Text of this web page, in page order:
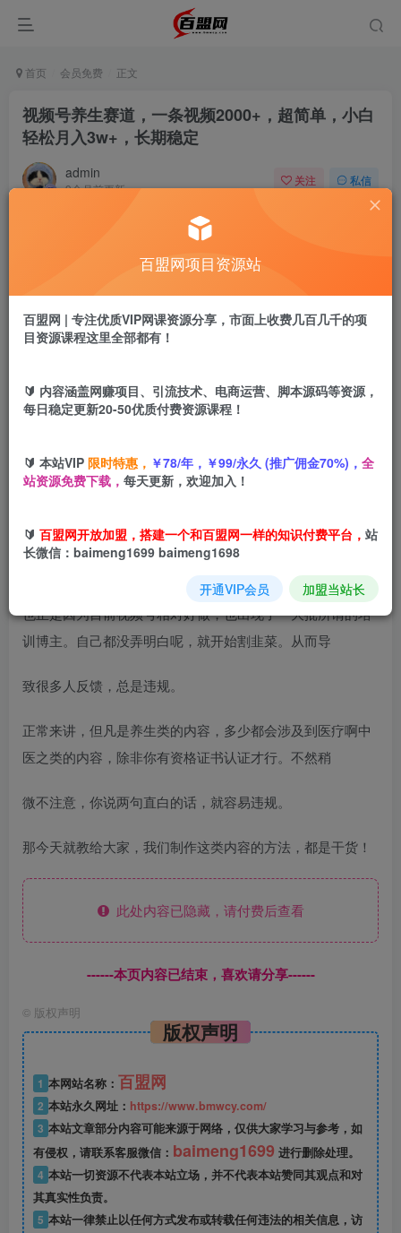
首页 会员免费 正文
视频号养生赛道，一条视频2000+，超简单，小白
轻松月入3w+，长期稳定
admin
9个月前更新
关注 私信
盟币 9.9
立即购买
视频号的养生赛道，真的是相对于其他内容来讲，出单容易
也正是因为目前视频号相对好做，也出现了一大批所谓的培
训博主。自己都没弄明白呢，就开始割韭菜。从而导
致很多人反馈，总是违规。
正常来讲，但凡是养生类的内容，多少都会涉及到医疗啊中
医之类的内容，除非你有资格证书认证才行。不然稍
微不注意，你说两句直白的话，就容易违规。
那今天就教给大家，我们制作这类内容的方法，都是干货！
此处内容已隐藏，请付费后查看
------本页内容已结束，喜欢请分享------
© 版权声明
版权声明
1 本网站名称： 百盟网
2 本站永久网址： https://www.bmwcy.com/
3 本站文章部分内容可能来源于网络，仅供大家学习与参考，如
有侵权，请联系客服微信： baimeng1699 进行删除处理。
4 本站一切资源不代表本站立场，并不代表本站赞同其观点和对
其真实性负责。
5 本站一律禁止以任何方式发布或转载任何违法的相关信息，访
百盟网项目资源站
百盟网 | 专注优质VIP网课资源分享，市面上收费几百几千的项
目资源课程这里全部都有！
🔰 内容涵盖网赚项目、引流技术、电商运营、脚本源码等资源，
每日稳定更新20-50优质付费资源课程！
🔰 本站VIP 限时特惠， ￥78/年，￥99/永久 (推广佣金70%)， 全
站资源免费下载， 每天更新，欢迎加入！
🔰 百盟网开放加盟，搭建一个和百盟网一样的知识付费平台， 站
长微信：baimeng1699 baimeng1698
开通VIP会员 加盟当站长